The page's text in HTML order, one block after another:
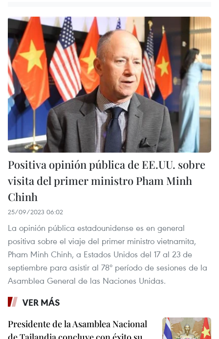
Positiva opinión pública de EE.UU. sobre
visita del primer ministro Pham Minh
Chinh
25/09/2023 06:02
La opinión pública estadounidense es en general
positiva sobre el viaje del primer ministro vietnamita,
Pham Minh Chinh, a Estados Unidos del 17 al 23 de
septiembre para asistir al 78º período de sesiones de la
Asamblea General de las Naciones Unidas.
VER MÁS
Presidente de la Asamblea Nacional